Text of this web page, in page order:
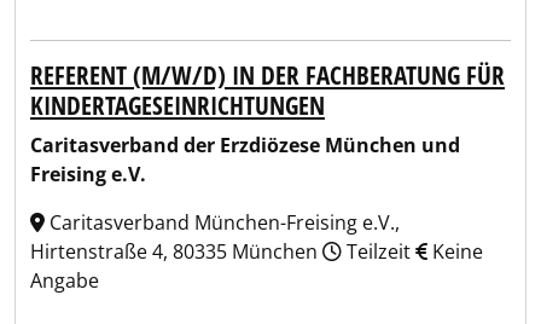
REFERENT (M/W/D) IN DER FACHBERATUNG FÜR
KINDERTAGESEINRICHTUNGEN
Caritasverband der Erzdiözese München und
Freising e.V.
Caritasverband München-Freising e.V.,
Hirtenstraße 4, 80335 München
Teilzeit
Keine
Angabe